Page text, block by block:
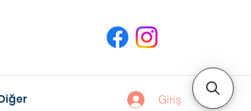
Giriş